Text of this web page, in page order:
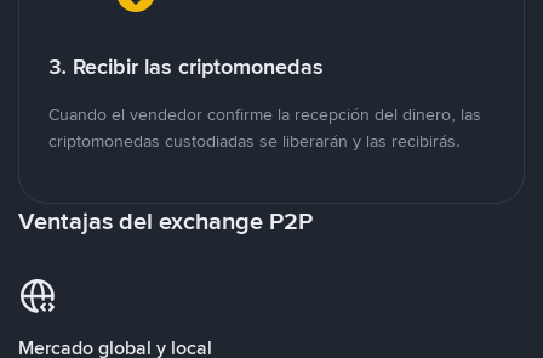
3. Recibir las criptomonedas
Cuando el vendedor confirme la recepción del dinero, las
criptomonedas custodiadas se liberarán y las recibirás.
Ventajas del exchange P2P
Mercado global y local